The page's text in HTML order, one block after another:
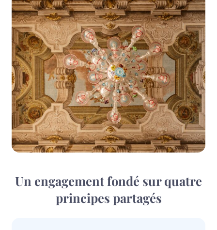
Un engagement fondé sur quatre
principes partagés